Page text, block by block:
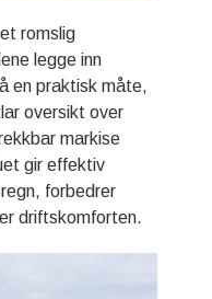
romslig
legge inn
en praktisk måte,
oversikt over
markise
gir effektiv
forbedrer
driftskomforten.